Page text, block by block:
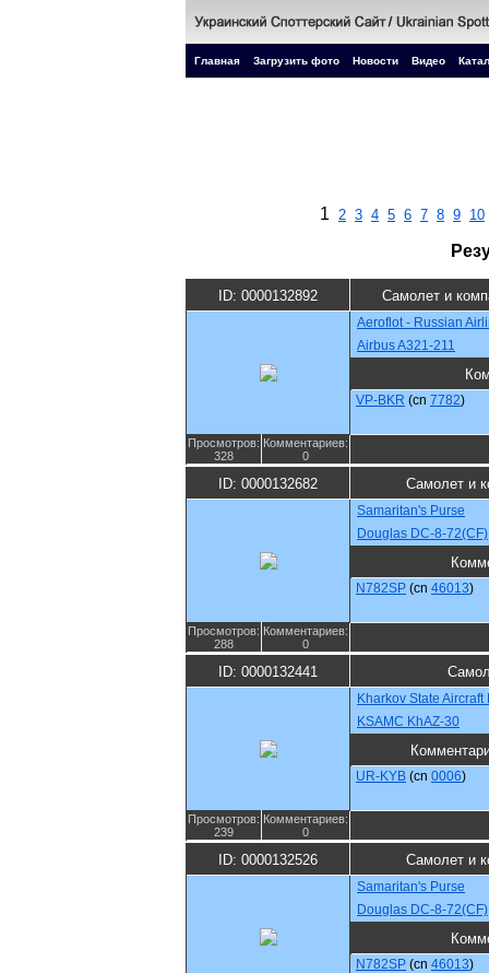
Главная Загрузить фото Новости Видео
1 2 3 4 5 6 7 8 9 10
ID: 0000132892 Самолет и
Aeroflot - Russian
Airbus A321-211
VP-BKR (cn 7782)
Просмотров:
328
Комментариев:
0
ID: 0000132682 Самолет и
Samaritan's Purse
Douglas DC-8-72(CF)
N782SP (cn 46013)
Просмотров:
288
Комментариев:
0
ID: 0000132441
Kharkov State
KSAMC KhAZ-30
UR-KYB (cn 0006)
Просмотров:
239
Комментариев:
0
ID: 0000132526 Самолет и
Samaritan's Purse
Douglas DC-8-72(CF)
N782SP (cn 46013)